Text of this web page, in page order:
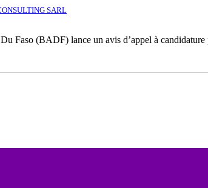
SARL
Faso (BADF) lance un avis d’appel à